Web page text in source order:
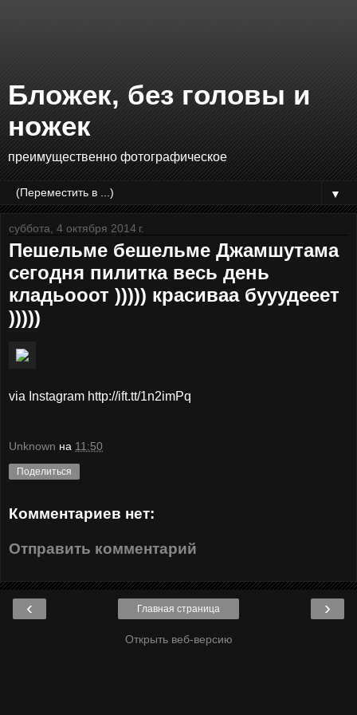
Бложек, без головы и
ножек
преимущественно фотографическое
▼
суббота, 4 октября 2014 г.
Пешельме бешельме Джамшутама
сегодня пилитка весь день
кладьооот ))))) красиваа бууудееет
)))))
via Instagram http://ift.tt/1n2imPq
Unknown на 11:50
Поделиться
Комментариев нет:
Отправить комментарий
‹ ›
Главная страница
Открыть веб-версию